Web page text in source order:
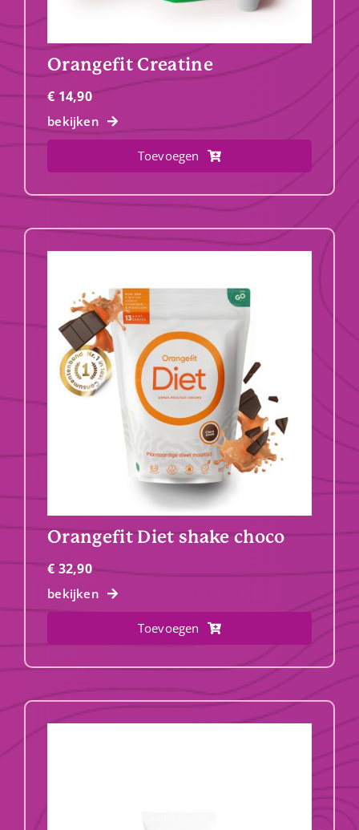
Orangefit Creatine
€ 14,90
bekijken
Toevoegen
Orangefit Diet shake choco
€32,90
bekijken
Toevoegen